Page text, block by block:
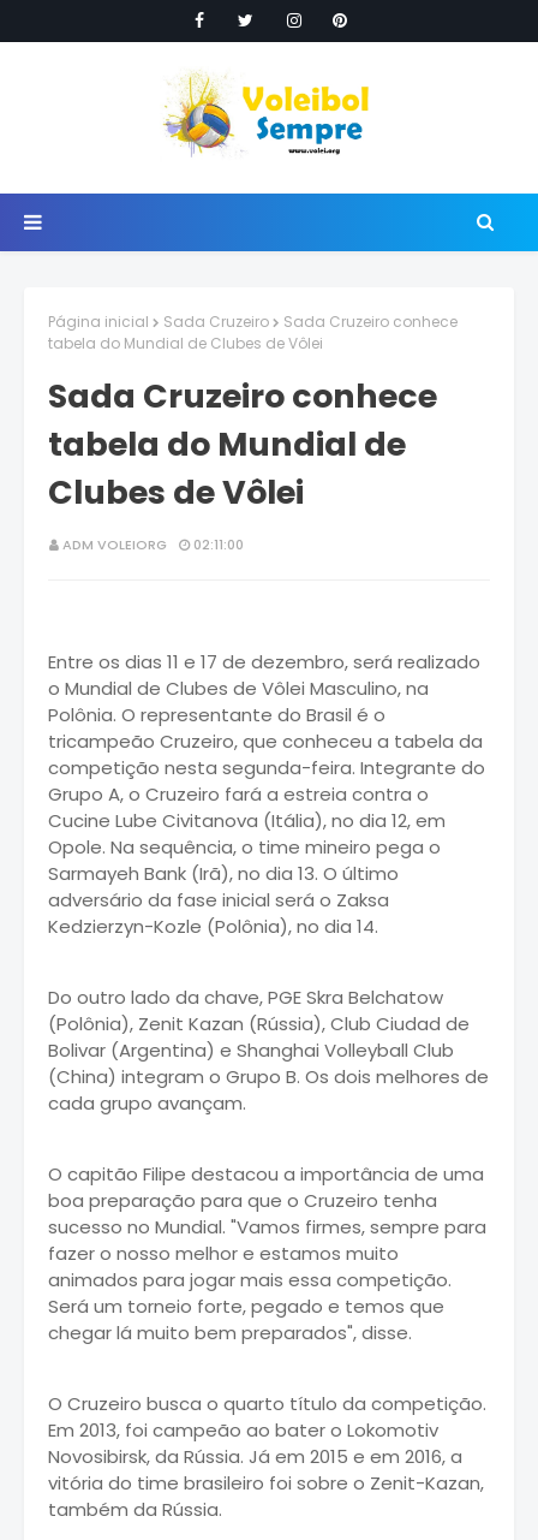
Página inicial Sada Cruzeiro
Sada Cruzeiro conhece
tabela do Mundial de Clubes de Vôlei
Sada Cruzeiro conhece
tabela do Mundial de
Clubes de Vôlei
ADM VOLEIORG 02:11:00
Entre os dias 11 e 17 de dezembro, será realizado
o Mundial de Clubes de Vôlei Masculino, na
Polônia. O representante do Brasil é o
tricampeão Cruzeiro, que conheceu a tabela da
competição nesta segunda-feira. Integrante do
Grupo A, o Cruzeiro fará a estreia contra o
Cucine Lube Civitanova (Itália), no dia 12, em
Opole. Na sequência, o time mineiro pega o
Sarmayeh Bank (Irã), no dia 13. O último
adversário da fase inicial será o Zaksa
Kedzierzyn-Kozle (Polônia), no dia 14.
Do outro lado da chave, PGE Skra Belchatow
(Polônia), Zenit Kazan (Rússia), Club Ciudad de
Bolivar (Argentina) e Shanghai Volleyball Club
(China) integram o Grupo B. Os dois melhores de
cada grupo avançam.
O capitão Filipe destacou a importância de uma
boa preparação para que o Cruzeiro tenha
sucesso no Mundial. "Vamos firmes, sempre para
fazer o nosso melhor e estamos muito
animados para jogar mais essa competição.
Será um torneio forte, pegado e temos que
chegar lá muito bem preparados", disse.
O Cruzeiro busca o quarto título da competição.
Em 2013, foi campeão ao bater o Lokomotiv
Novosibirsk, da Rússia. Já em 2015 e em 2016, a
vitória do time brasileiro foi sobre o Zenit-Kazan,
também da Rússia.